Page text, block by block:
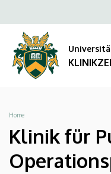
für
präoperative
zum
Inhalt
Breadcrumb
Home
Klinik für